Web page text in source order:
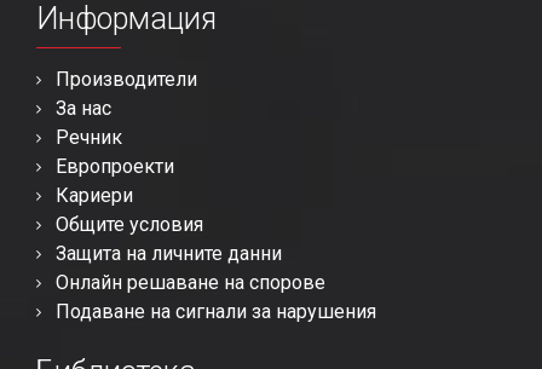
Информация
Производители
За нас
Речник
Европроекти
Кариери
Общите условия
Защита на личните данни
Онлайн решаване на спорове
Подаване на сигнали за нарушения